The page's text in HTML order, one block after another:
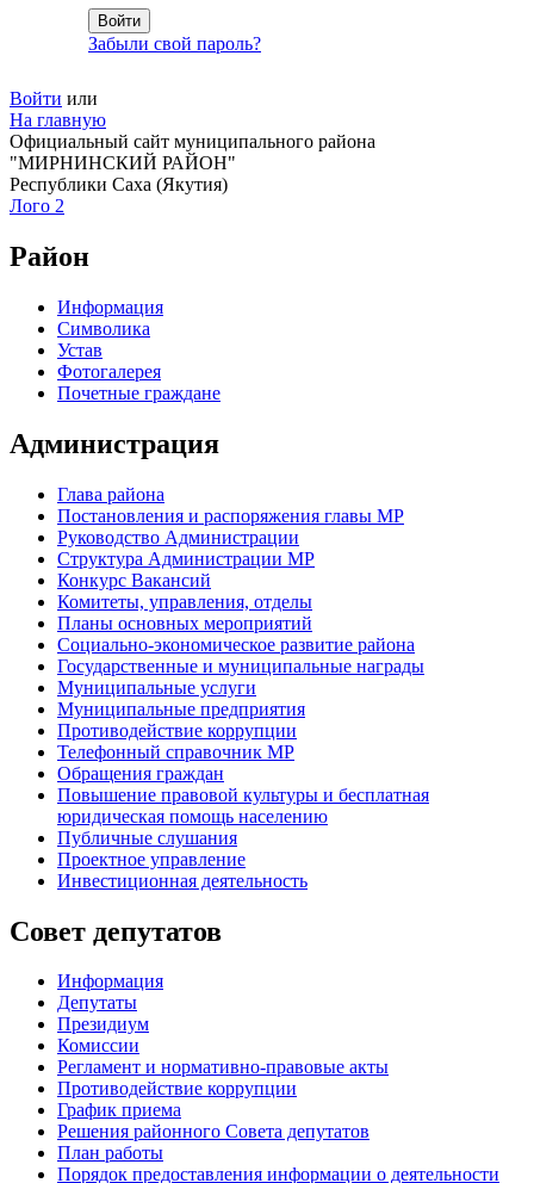
Забыли свой пароль?
Войти или
На главную
Официальный сайт муниципального района
"МИРНИНСКИЙ РАЙОН"
Республики Саха (Якутия)
Лого 2
Район
Информация
Символика
Устав
Фотогалерея
Почетные граждане
Администрация
Глава района
Постановления и распоряжения главы МР
Руководство Администрации
Структура Администрации МР
Конкурс Вакансий
Комитеты, управления, отделы
Планы основных мероприятий
Социально-экономическое развитие района
Государственные и муниципальные награды
Муниципальные услуги
Муниципальные предприятия
Противодействие коррупции
Телефонный справочник МР
Обращения граждан
Повышение правовой культуры и бесплатная
юридическая помощь населению
Публичные слушания
Проектное управление
Инвестиционная деятельность
Совет депутатов
Информация
Депутаты
Президиум
Комиссии
Регламент и нормативно-правовые акты
Противодействие коррупции
График приема
Решения районного Совета депутатов
План работы
Порядок предоставления информации о деятельности